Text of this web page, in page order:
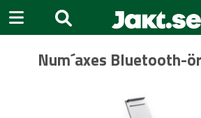
Num´axes Bluetooth-